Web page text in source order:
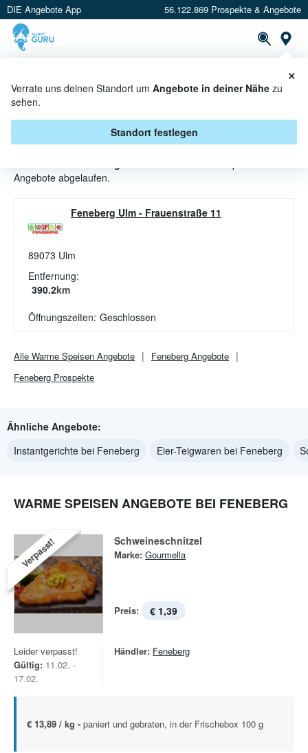
DIE Angebote App 56.122.869 Prospekte & Angebote
Verrate uns deinen Standort um Angebote in deiner Nähe zu
sehen.
Standort festlegen
×
WARME SPEISEN ANGEBOTE &
AKTIONEN BEI FENEBERG
Angebote abgelaufen.
Feneberg Ulm - Frauenstraße 11
89073 Ulm
Entfernung:
390.2km
Öffnungszeiten: Geschlossen
Alle Warme Speisen Angebote Feneberg Angebote
Feneberg Prospekte
Ähnliche Angebote:
Instantgerichte bei Feneberg
Eier-Teigwaren bei Feneberg
WARME SPEISEN ANGEBOTE BEI FENEBERG
Verpasst! Schweineschnitzel
Marke: Gourmella
Preis: € 1,39
Leider verpasst!
Gültig: 11.02. -
17.02.
Händler: Feneberg
€ 13,89 / kg - paniert und gebraten, in der Frischebox 100 g